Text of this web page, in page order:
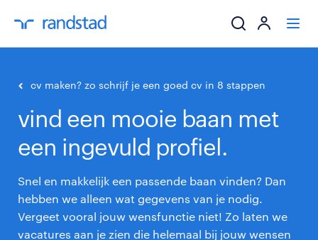
ik zoek een
werkgevers
mijn carrière
over randstad
cv maken? zo schrijf je een goed cv in 8 stappen
vind een mooie baan met
een ingevuld profiel.
Snel en makkelijk een passende baan vinden? Dan
hebben we alleen wat gegevens van je nodig.
Vergeet vooral jouw wensfunctie niet! Zo laten we
vacatures aan je zien die helemaal bij jouw wensen